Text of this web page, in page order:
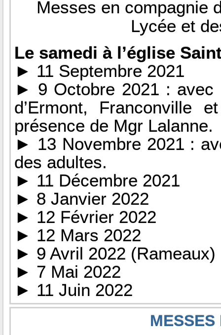
Messes en compagnie
Lycée et
Le samedi à l’église
► 11 Septembre 2021
► 9 Octobre 2021 : avec
d’Ermont, Franconville
présence de Mgr Lalanne.
► 13 Novembre 2021 :
des adultes.
► 11 Décembre 2021
► 8 Janvier 2022
► 12 Février 2022
► 12 Mars 2022
► 9 Avril 2022 (Rameaux)
► 7 Mai 2022
► 11 Juin 2022